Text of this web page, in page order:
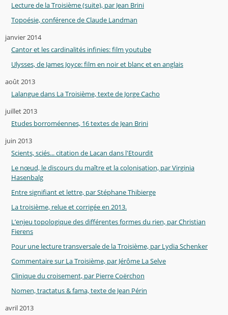
Lecture de la Troisième (suite), par Jean Brini
Topoésie, conférence de Claude Landman
janvier 2014
Cantor et les cardinalités infinies: film youtube
Ulysses, de James Joyce: film en noir et blanc et en anglais
août 2013
Lalangue dans La Troisième, texte de Jorge Cacho
juillet 2013
Etudes borroméennes, 16 textes de Jean Brini
juin 2013
Scients, sciés... citation de Lacan dans l'Etourdit
Le nœud, le discours du maître et la colonisation, par Virginia
Hasenbalg
Entre signifiant et lettre, par Stéphane Thibierge
La troisième, relue et corrigée en 2013.
L’enjeu topologique des différentes formes du rien, par Christian
Fierens
Pour une lecture transversale de la Troisième, par Lydia Schenker
Commentaire sur La Troisième, par Jérôme La Selve
Clinique du croisement, par Pierre Coërchon
Nomen, tractatus & fama, texte de Jean Périn
avril 2013